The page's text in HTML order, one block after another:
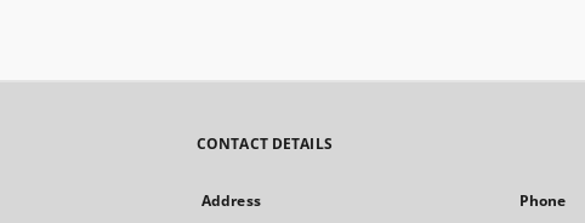
CONTACT DETAILS
Address Phone